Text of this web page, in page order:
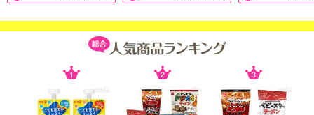
※送料はお試し費用に含まれております。
※d払い、PayPay、au PAY、au PAY（auかんたん決済）、ソフトバ
ンクまとめて支払い、楽天ペイ、メルペイ、AEON Pay、Amazon